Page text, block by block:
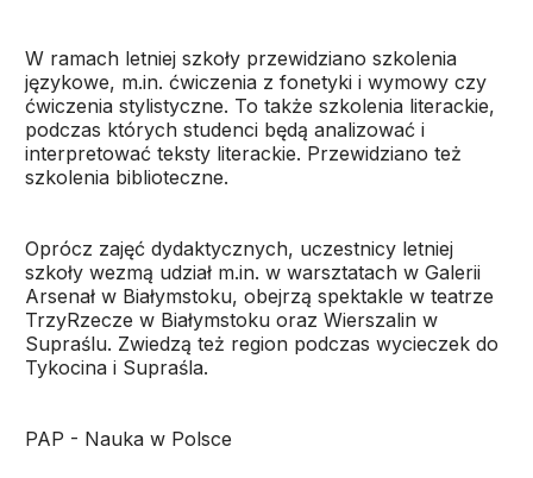
W ramach letniej szkoły przewidziano szkolenia
językowe, m.in. ćwiczenia z fonetyki i wymowy czy
ćwiczenia stylistyczne. To także szkolenia literackie,
podczas których studenci będą analizować i
interpretować teksty literackie. Przewidziano też
szkolenia biblioteczne.
Oprócz zajęć dydaktycznych, uczestnicy letniej
szkoły wezmą udział m.in. w warsztatach w Galerii
Arsenał w Białymstoku, obejrzą spektakle w teatrze
TrzyRzecze w Białymstoku oraz Wierszalin w
Supraślu. Zwiedzą też region podczas wycieczek do
Tykocina i Supraśla.
PAP - Nauka w Polsce